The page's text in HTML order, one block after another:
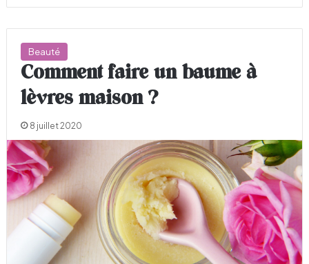
Beauté
Comment faire un baume à
lèvres maison ?
8 juillet 2020